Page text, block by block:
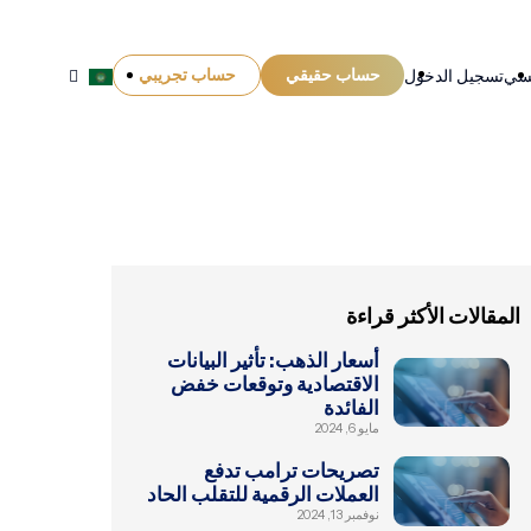
تسجيل الدخول حساب حقيقي حساب تجريبي
المقالات الأكثر قراءة
أسعار الذهب: تأثير البيانات
الاقتصادية وتوقعات خفض
الفائدة
مايو 6, 2024
تصريحات ترامب تدفع
العملات الرقمية للتقلب الحاد
نوفمبر 13, 2024